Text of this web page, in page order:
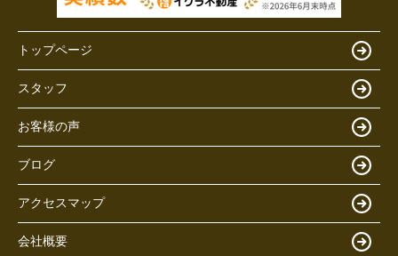
トップページ
スタッフ
お客様の声
ブログ
アクセスマップ
会社概要